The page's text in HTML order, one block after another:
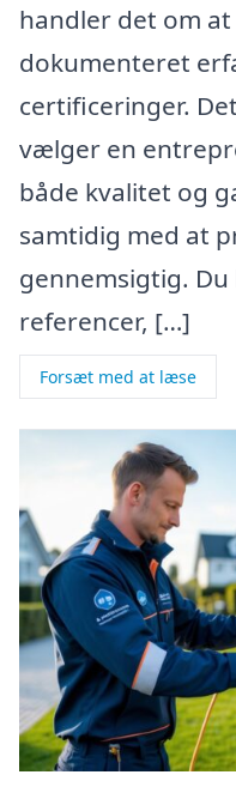
handler det om
dokumenteret
certificeringer.
vælger en
både kvalitet og
samtidig med at
gennemsigtig.
referencer, […]
Forsæt med at læse